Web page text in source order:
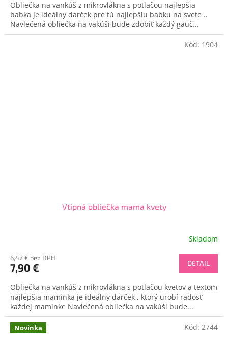
Obliečka na vankúš z mikrovlákna s potlačou najlepšia
babka je ideálny darček pre tú najlepšiu babku na svete ..
Navlečená obliečka na vakúši bude zdobiť každý gauč...
Vtipná obliečka mama kvety
Skladom
6,42 € bez DPH
7,90 € DETAIL
Obliečka na vankúš z mikrovlákna s potlačou kvetov a textom
najlepšia maminka je ideálny darček , ktorý urobí radosť
každej maminke Navlečená obliečka na vakúši bude...
Kód: 1904
Novinka Kód: 2744